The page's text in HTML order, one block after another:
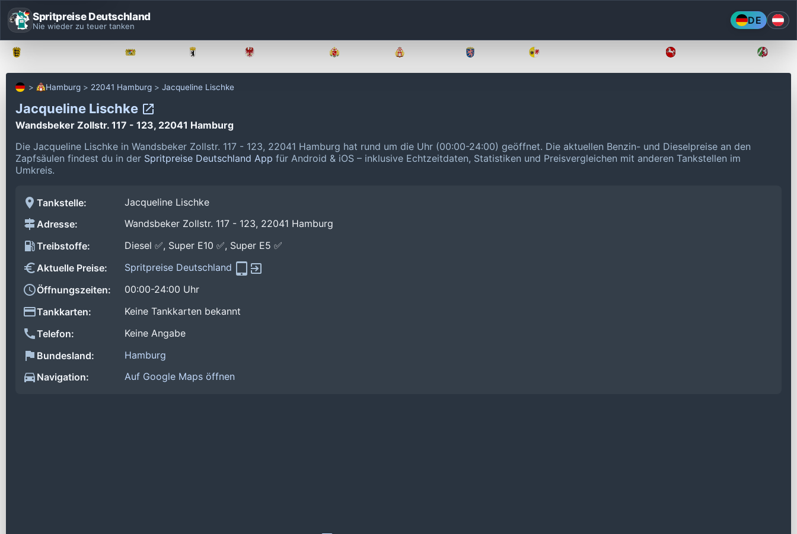
Spritpreise Deutschland
Nie wieder zu teuer tanken DE
Hamburg 22041 Hamburg Jacqueline Lischke
Jacqueline Lischke
Wandsbeker Zollstr. 117 - 123, 22041 Hamburg
Die Jacqueline Lischke in Wandsbeker Zollstr. 117 - 123, 22041 Hamburg hat rund um die Uhr (00:00-24:00) geöffnet. Die aktuellen Benzin- und Dieselpreise an den
Zapfsäulen findest du in der Spritpreise Deutschland App für Android & iOS – inklusive Echtzeitdaten, Statistiken und Preisvergleichen mit anderen Tankstellen im
Umkreis.
Tankstelle:
Jacqueline Lischke
Adresse:
Wandsbeker Zollstr. 117 - 123, 22041 Hamburg
Treibstoffe:
Diesel ✅, Super E10 ✅, Super E5 ✅
Aktuelle Preise:
Spritpreise Deutschland
Öffnungszeiten:
00:00-24:00 Uhr
Tankkarten:
Keine Tankkarten bekannt
Telefon:
Keine Angabe
Bundesland:
Hamburg
Navigation:
Auf Google Maps öffnen